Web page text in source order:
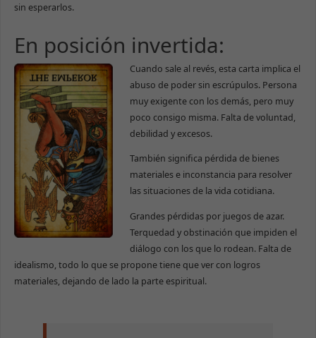
sin esperarlos.
En posición invertida:
Cuando sale al revés, esta carta implica el
abuso de poder sin escrúpulos. Persona
muy exigente con los demás, pero muy
poco consigo misma. Falta de voluntad,
debilidad y excesos.
También significa pérdida de bienes
materiales e inconstancia para resolver
las situaciones de la vida cotidiana.
Grandes pérdidas por juegos de azar.
Terquedad y obstinación que impiden el
diálogo con los que lo rodean. Falta de
idealismo, todo lo que se propone tiene que ver con logros
materiales, dejando de lado la parte espiritual.